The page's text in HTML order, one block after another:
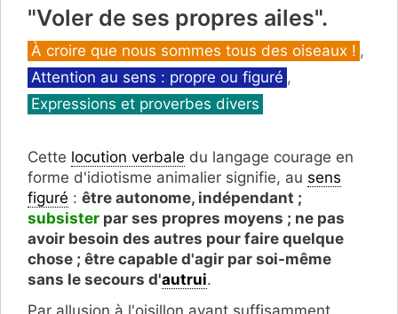
"Voler de ses propres ailes".
Catégories
À croire que nous sommes tous des oiseaux ! ,
Attention au sens : propre ou figuré ,
Expressions et proverbes divers
Cette locution verbale du langage courage en
forme d'idiotisme animalier signifie, au sens
figuré : être autonome, indépendant ;
subsister par ses propres moyens ; ne pas
avoir besoin des autres pour faire quelque
chose ; être capable d'agir par soi-même
sans le secours d'autrui.
Par allusion à l'oisillon ayant suffisamment